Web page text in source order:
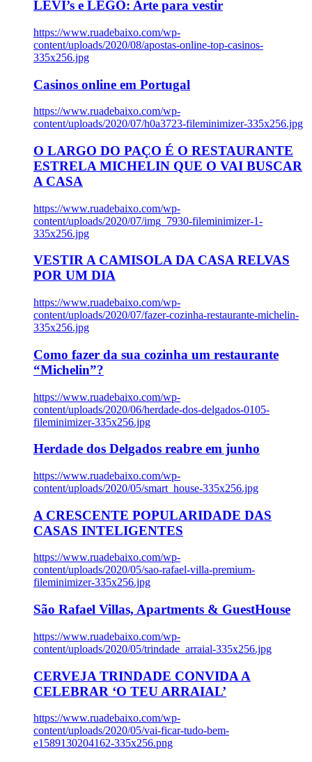
LEVI’s e LEGO: Arte para vestir
https://www.ruadebaixo.com/wp-
content/uploads/2020/08/apostas-online-top-casinos-
335x256.jpg
Casinos online em Portugal
https://www.ruadebaixo.com/wp-
content/uploads/2020/07/h0a3723-fileminimizer-335x256.jpg
O LARGO DO PAÇO É O RESTAURANTE
ESTRELA MICHELIN QUE O VAI BUSCAR
A CASA
https://www.ruadebaixo.com/wp-
content/uploads/2020/07/img_7930-fileminimizer-1-
335x256.jpg
VESTIR A CAMISOLA DA CASA RELVAS
POR UM DIA
https://www.ruadebaixo.com/wp-
content/uploads/2020/07/fazer-cozinha-restaurante-michelin-
335x256.jpg
Como fazer da sua cozinha um restaurante
“Michelin”?
https://www.ruadebaixo.com/wp-
content/uploads/2020/06/herdade-dos-delgados-0105-
fileminimizer-335x256.jpg
Herdade dos Delgados reabre em junho
https://www.ruadebaixo.com/wp-
content/uploads/2020/05/smart_house-335x256.jpg
A CRESCENTE POPULARIDADE DAS
CASAS INTELIGENTES
https://www.ruadebaixo.com/wp-
content/uploads/2020/05/sao-rafael-villa-premium-
fileminimizer-335x256.jpg
São Rafael Villas, Apartments & GuestHouse
https://www.ruadebaixo.com/wp-
content/uploads/2020/05/trindade_arraial-335x256.jpg
CERVEJA TRINDADE CONVIDA A
CELEBRAR ‘O TEU ARRAIAL’
https://www.ruadebaixo.com/wp-
content/uploads/2020/05/vai-ficar-tudo-bem-
e1589130204162-335x256.png